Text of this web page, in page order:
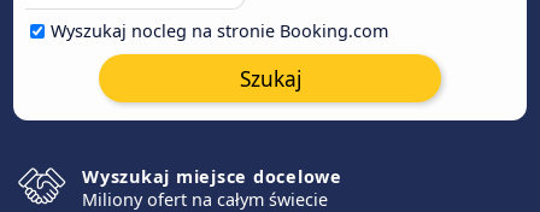
Wyszukaj nocleg na stronie Booking.com
Szukaj
Wyszukaj miejsce docelowe
Miliony ofert na całym świecie